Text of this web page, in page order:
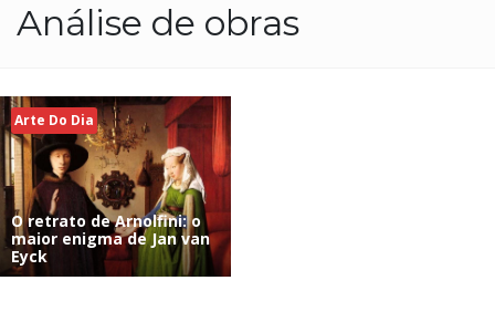
Análise de obras
Arte Do Dia
O retrato de Arnolfini: o
maior enigma de Jan van
Eyck